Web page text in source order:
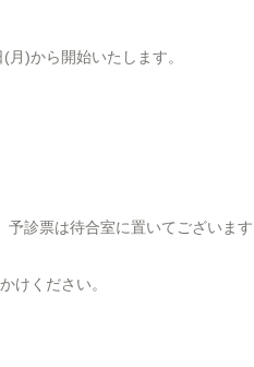
)から開始いたします。
診票は待合室に置いてございます
けください。